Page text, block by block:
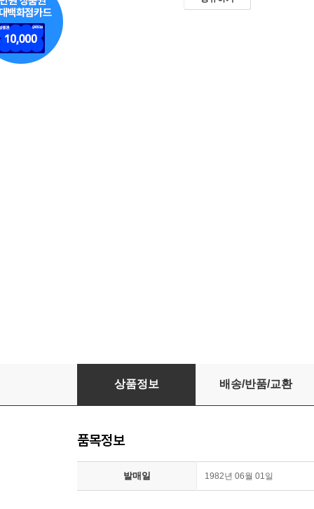
[LP] 수입원반 THE DAVE BRUBECK
상품정보 배송/반품/교환
품목정보
발매일 1982년 06월 01일